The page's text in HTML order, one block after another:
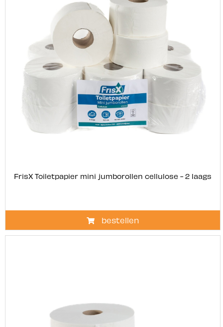
FrisX Toiletpapier mini jumborollen cellulose - 2 laags
bestellen